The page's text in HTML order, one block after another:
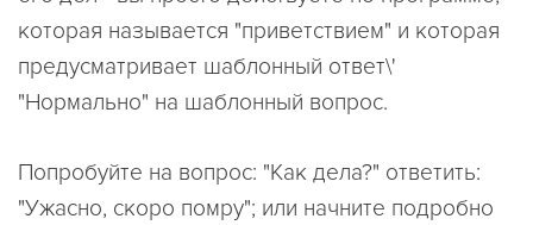
которая называется "приветствием" и которая
предусматривает шаблонный ответ\'
"Нормально" на шаблонный вопрос.
Попробуйте на вопрос: "Как дела?" ответить:
"Ужасно, скоро помру"; или начните подробно